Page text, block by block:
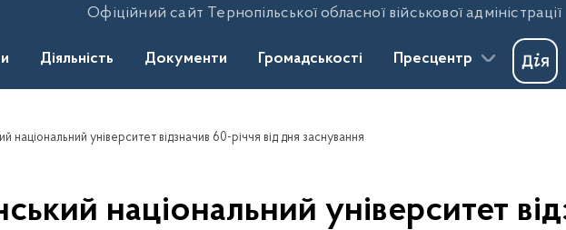
Офіційний сайт Тернопільської обласної військової адміністрації
Діяльність Документи Громадськості Пресцентр
національний університет відзначив 60-річчя від дня заснування
національний університет